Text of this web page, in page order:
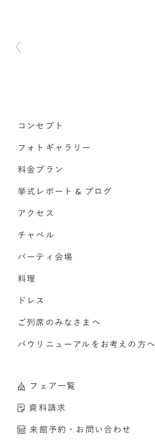
コンセプト
フォトギャラリー
料金プラン
挙式レポート & ブログ
アクセス
チャペル
パーティ会場
料理
ドレス
ご列席のみなさまへ
バウリニューアルをお考えの方へ
フェア一覧
資料請求
来館予約・お問い合わせ